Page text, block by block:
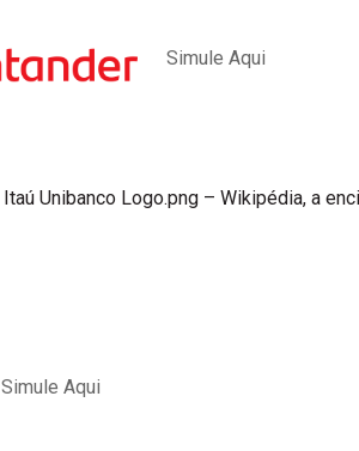
Simule Aqui
Simule Aqui